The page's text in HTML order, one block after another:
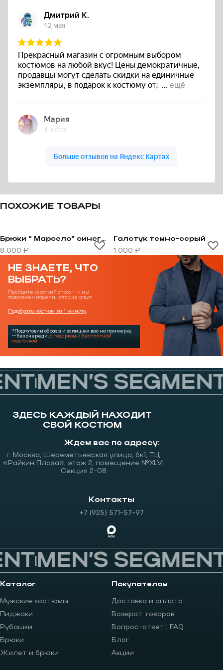
ПОХОЖИЕ ТОВАРЫ
Перейти к товару Брюки " Марсело" синего цвета
Брюки " Марсело" синего цвета
8 000 ₽
Перейти к товару
Галстук темно-серый
1 000 ₽
НЕ ЗНАЕТЕ, ЧТО
ВЫБРАТЬ?
Пройдите короткий опрос — и мы
подскажем модели, которые сядут
Подобрать костюм за 1 минуту
*Подготовим образы и запишем вас на примерку
— без очереди, с подарком и бесплатной
подгонкой
MEN’S SEGMENT
ЗДЕСЬ КАЖДЫЙ НАХОДИТ
СВОЙ КОСТЮМ
Ждем вас по адресу:
г. Москва, Шереметьевская улица, 6к1, ТЦ
«Райкин Плаза», этаж 2, помещение №XLVI
Секция 2-08
Контакты
+7 (925) 571-57-97
MEN’S SEGMENT
Каталог
Мужские костюмы
Пиджаки
Рубашки
Брюки
Жилет и брюки
Покупателям
Доставка и оплата
Возврат товаров
Вопрос-ответ | FAQ
Блог
Акции